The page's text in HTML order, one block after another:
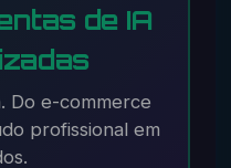
de IA
Do e-commerce
profissional em